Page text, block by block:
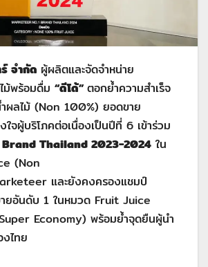
จำกัด ผู้ผลิตและจัดจำหน่าย
พร้อมดื่ม “ดีโด้” ตอกย้ำความสำเร็จ
ำผลไม้ (Non 100%) ยอดขาย
จผู้บริโภคต่อเนื่องเป็นปีที่ 6 เข้าร่วม
Brand Thailand 2023-2024 ใน
(Non
และยังคงครองแชมป์
อันดับ 1 ในหมวด Fruit Juice
Economy) พร้อมย้ำจุดยืนผู้นำ
ไทย